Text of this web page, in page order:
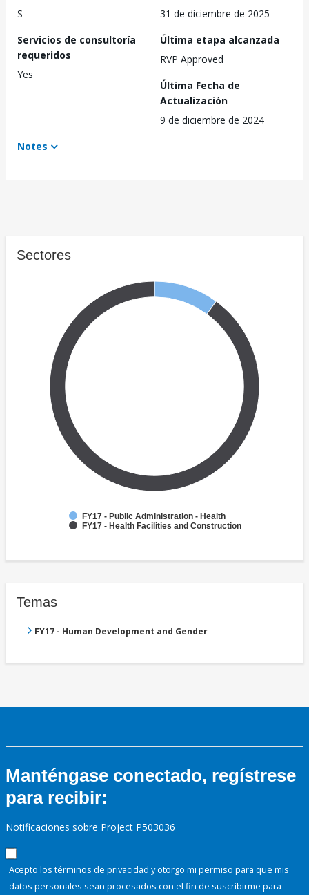
S
31 de diciembre de 2025
Servicios de consultoría
requeridos
Yes
Última etapa alcanzada
RVP Approved
Última Fecha de
Actualización
9 de diciembre de 2024
Notes
Sectores
FY17 - Public Administration - Health
FY17 - Health Facilities and Construction
Temas
FY17 - Human Development and Gender
Manténgase conectado, regístrese
para recibir:
Notificaciones sobre Project P503036
Acepto los términos de privacidad y otorgo mi permiso para que mis
datos personales sean procesados con el fin de suscribirme para